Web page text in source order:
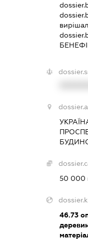
50 000
46.73